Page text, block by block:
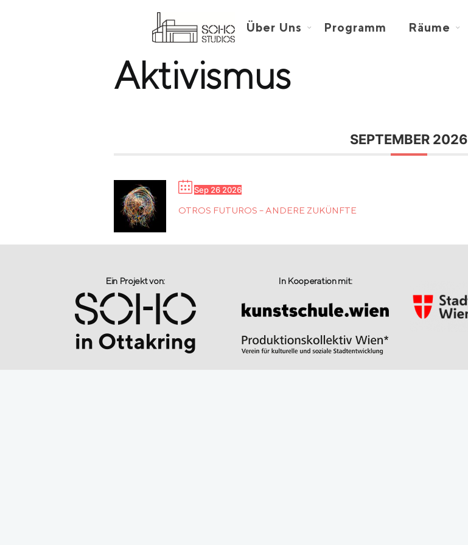
Über Uns Programm Räume
Aktivismus
SEPTEMBER 2026
Sep 26 2026
OTROS FUTUROS – ANDERE ZUKÜNFTE
Ein Projekt von:​ In Kooperation mit: